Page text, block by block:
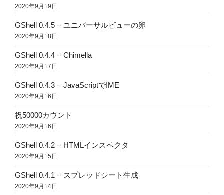
2020年9月19日
GShell 0.4.5 − ユニバーサルビューの卵
2020年9月18日
GShell 0.4.4 − Chimella
2020年9月17日
GShell 0.4.3 − JavaScriptでIME
2020年9月16日
祝50000カウント
2020年9月16日
GShell 0.4.2 − HTMLインスペクタ
2020年9月15日
GShell 0.4.1 − スプレッドシート生成
2020年9月14日